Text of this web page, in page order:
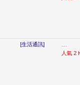
[生活通訊] ...
人氣 2